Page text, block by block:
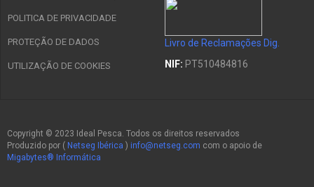
POLITICA DE PRIVACIDADE
PROTEÇÃO DE DADOS
UTILIZAÇÃO DE COOKIES
Livro de Reclamações Dig.
NIF: PT510484816
Copyright © 2023 Ideal Pesca. Todos os direitos reservados
Produzido por ( Netseg Ibérica ) info@netseg.com com o apoio de
Migabytes® Informática